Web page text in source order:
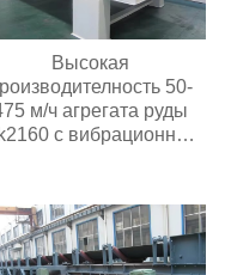
Высокая
50-
м/ч агрегата руды
с вибрационным
двигателя 30 кВт с 3
палубами